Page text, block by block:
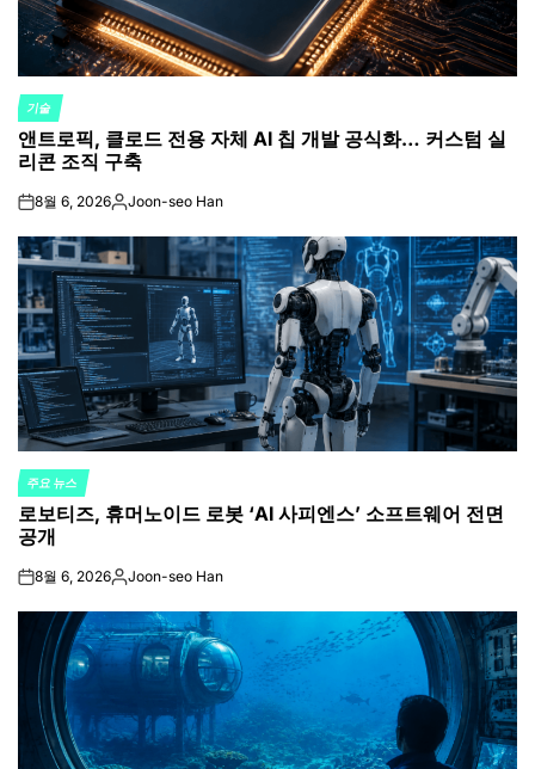
POSTED
IN
기술
앤트로픽, 클로드 전용 자체 AI 칩 개발 공식화… 커스텀 실
리콘 조직 구축
on8월 6, 2026Posted
Joon-seo Han
POSTED
IN
주요 뉴스
로보티즈, 휴머노이드 로봇 ‘AI 사피엔스’ 소프트웨어 전면
공개
on8월 6, 2026Posted
Joon-seo Han